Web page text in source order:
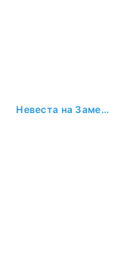
Невеста на Замену для Босса